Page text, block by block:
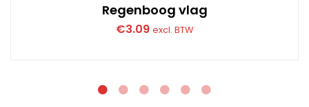
Regenboog vlag
€3.09 excl. BTW